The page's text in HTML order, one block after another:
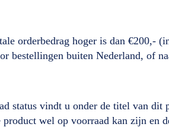
orderbedrag hoger is dan
buiten Nederland, of
status vindt u onder de titel van
wel op voorraad kan zijn en